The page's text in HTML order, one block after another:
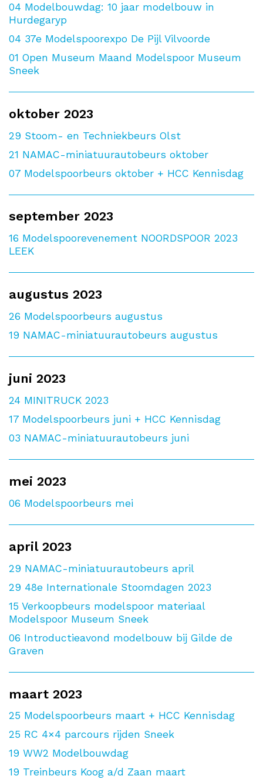
04 Modelbouwdag: 10 jaar modelbouw in
Hurdegaryp
04 37e Modelspoorexpo De Pijl Vilvoorde
01 Open Museum Maand Modelspoor Museum
Sneek
oktober 2023
29 Stoom- en Techniekbeurs Olst
21 NAMAC-miniatuurautobeurs oktober
07 Modelspoorbeurs oktober + HCC Kennisdag
september 2023
16 Modelspoorevenement NOORDSPOOR 2023
LEEK
augustus 2023
26 Modelspoorbeurs augustus
19 NAMAC-miniatuurautobeurs augustus
juni 2023
24 MINITRUCK 2023
17 Modelspoorbeurs juni + HCC Kennisdag
03 NAMAC-miniatuurautobeurs juni
mei 2023
06 Modelspoorbeurs mei
april 2023
29 NAMAC-miniatuurautobeurs april
29 48e Internationale Stoomdagen 2023
15 Verkoopbeurs modelspoor materiaal
Modelspoor Museum Sneek
06 Introductieavond modelbouw bij Gilde de
Graven
maart 2023
25 Modelspoorbeurs maart + HCC Kennisdag
25 RC 4×4 parcours rijden Sneek
19 WW2 Modelbouwdag
19 Treinbeurs Koog a/d Zaan maart